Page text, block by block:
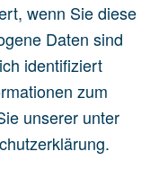
wenn Sie diese
Daten sind
identifiziert
zum
unserer unter